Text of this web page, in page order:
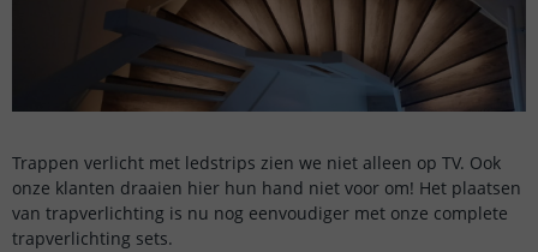
Trappen verlicht met ledstrips zien we niet alleen op TV. Ook
onze klanten draaien hier hun hand niet voor om! Het plaatsen
van trapverlichting is nu nog eenvoudiger met onze complete
trapverlichting sets.